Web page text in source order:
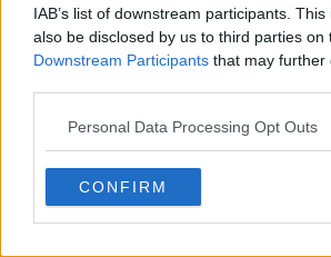
IAB’s list of downstream participants.
also be disclosed by us to third parties on
Downstream Participants that may further
Personal Data Processing Opt Outs
CONFIRM